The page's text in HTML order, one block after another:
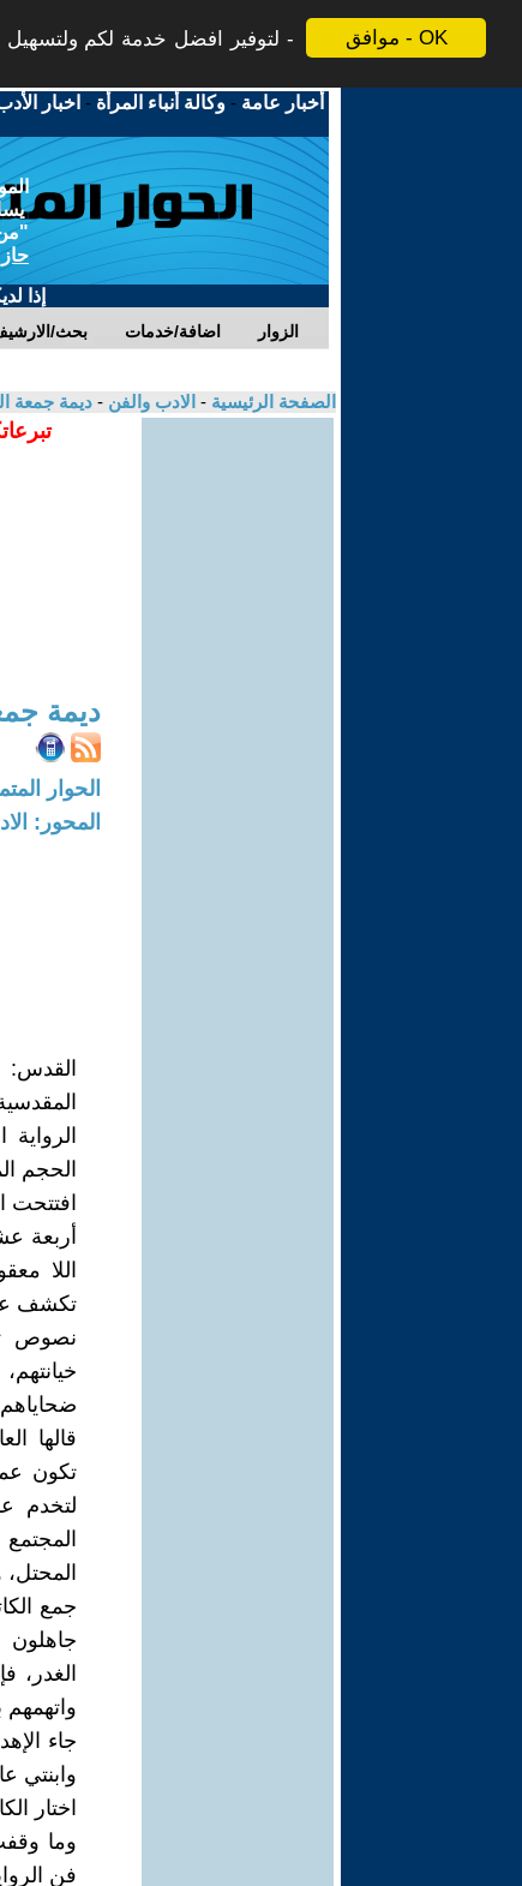
موافق - OK
لتوفير افضل خدمة لكم ولتسهيل
أخبار عامة -وكالة أنباء المرأة - اخبار
إذا
بحث/ اضافة/خدمات الزوار
الصفحة الرئيسية - الادب والفن - ديمة جمعة
ديمة
الحوار المتمدن-العدد:
المحور:
الحجم
افتتحت
أربعة
اللا
تكشف عن
نصوص
ضحاياهم
قالها
تكون
لتخدم
جمع
جاهلون
الغدر،
واتهمهم
جاء
وابنتي
اختار
وما
فن